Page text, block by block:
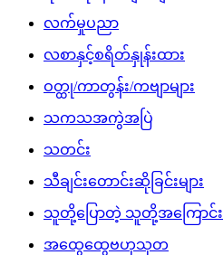
လက်မှုပညာ
လစာနှင့်စရိတ်နှုန်းထား
ဝတ္ထု/ကာတွန်း/ကဗျာများ
သကသအကွဲအပြဲ
သတင်း
သီချင်းတောင်းဆိုခြင်းများ
သူတို့ပြောတဲ့ သူတို့အကြောင်း
အထွေထွေဗဟုသုတ